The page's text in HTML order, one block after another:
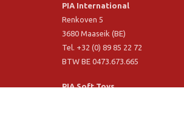
PIA International
Renkoven 5
3680 Maaseik (BE)
Tel. +32 (0) 89 85 22 72
BTW BE 0473.673.665
PIA Soft Toys